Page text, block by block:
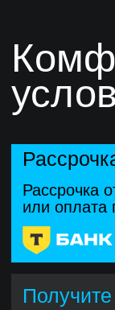
Опытные
разобраться в
Эксперты
выстроить
мышление.
Наставники